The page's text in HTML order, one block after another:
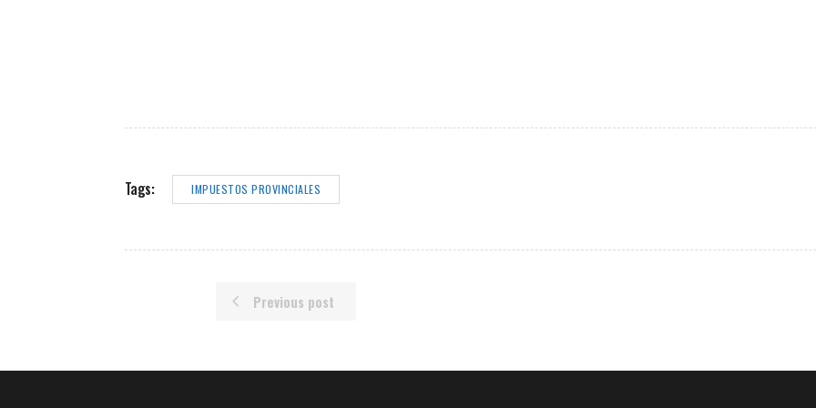
Tags: IMPUESTOS PROVINCIALES
Previous post